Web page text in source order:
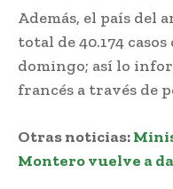
Además, el país del
total de 40.174
domingo; así lo
francés a través de
Otras noticias:
Montero vuelve a